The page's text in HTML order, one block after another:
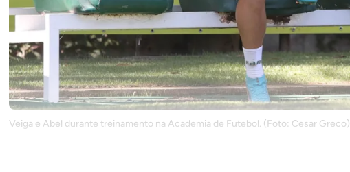
Veiga e Abel durante treinamento na Academia de Futebol. (Foto: Cesar Greco)